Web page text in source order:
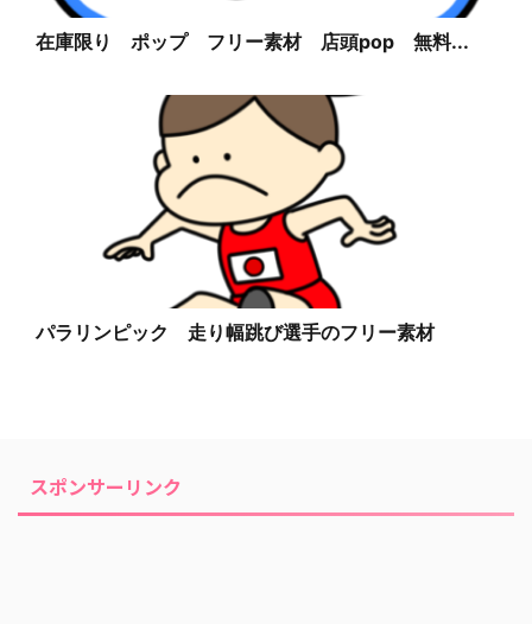
在庫限り ポップ フリー素材 店頭pop 無料...
パラリンピック 走り幅跳び選手のフリー素材
スポンサーリンク